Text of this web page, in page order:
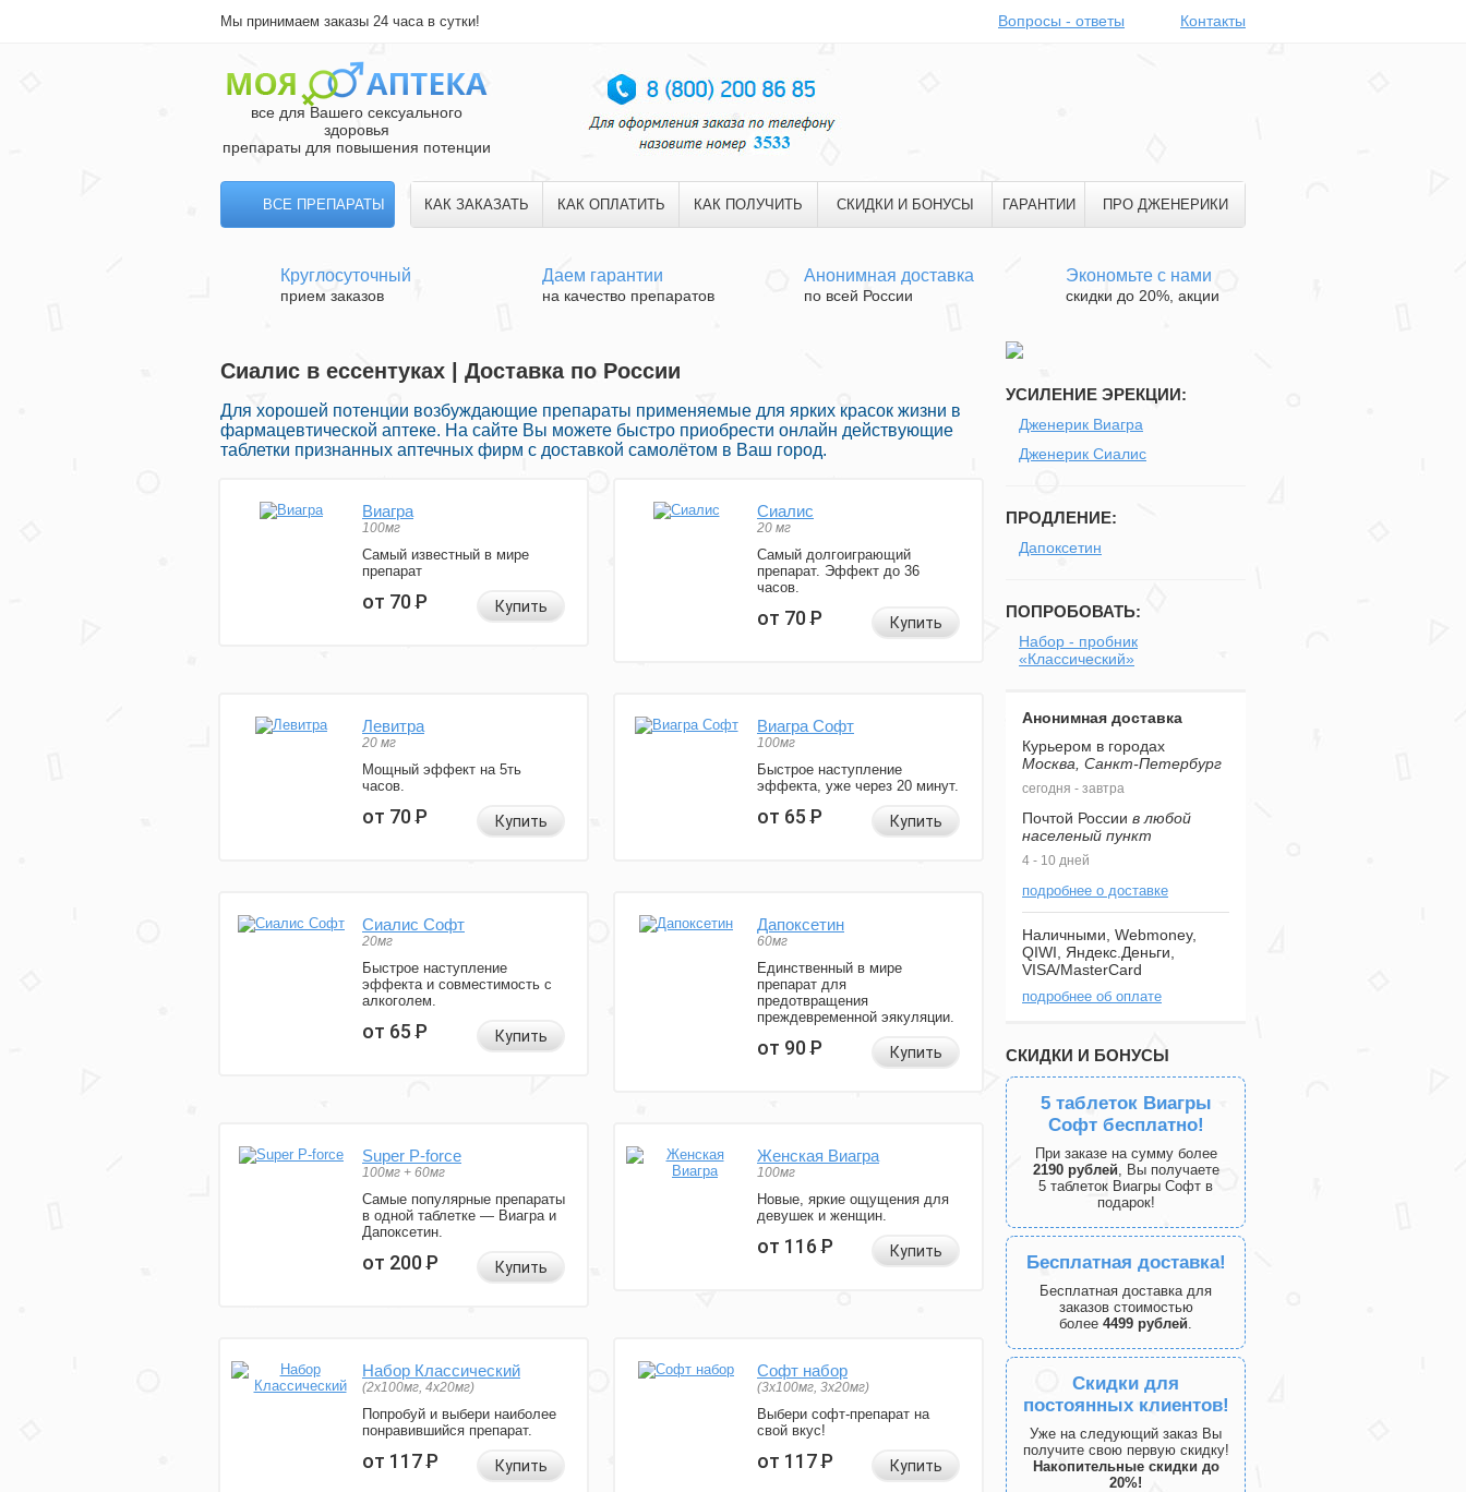
Мы принимаем заказы 24 часа в сутки! Вопросы - ответы Контакты
все для Вашего сексуального
здоровья
препараты для повышения потенции
ВСЕ ПРЕПАРАТЫ КАК ЗАКАЗАТЬ КАК ОПЛАТИТЬ КАК ПОЛУЧИТЬ СКИДКИ И БОНУСЫ ГАРАНТИИ ПРО ДЖЕНЕРИКИ
Круглосуточный
прием заказов
Даем гарантии
на качество препаратов
Анонимная доставка
по всей России
Экономьте с нами
скидки до 20%, акции
Сиалис в ессентуках | Доставка по России
Для хорошей потенции возбуждающие препараты применяемые для ярких красок жизни в
фармацевтической аптеке. На сайте Вы можете быстро приобрести онлайн действующие
таблетки признанных аптечных фирм с доставкой самолётом в Ваш город.
Виагра
100мг
Самый известный в мире
препарат
от 70Р Купить
Сиалис
20 мг
Самый долгоиграющий
препарат. Эффект до 36
часов.
от 70Р Купить
Левитра
20 мг
Мощный эффект на 5ть
часов.
от 70Р Купить
Виагра Софт
100мг
Быстрое наступление
эффекта, уже через 20 минут.
от 65Р Купить
Сиалис Софт
20мг
Быстрое наступление
эффекта и совместимость с
алкоголем.
от 65Р Купить
Дапоксетин
60мг
Единственный в мире
препарат для
предотвращения
преждевременной эякуляции.
от 90Р Купить
Super P-force
100мг + 60мг
Самые популярные препараты
в одной таблетке — Виагра и
Дапоксетин.
от 200Р Купить
Женская Виагра
100мг
Новые, яркие ощущения для
девушек и женщин.
от 116Р Купить
Набор Классический
(2x100мг, 4x20мг)
Попробуй и выбери наиболее
понравившийся препарат.
от 117Р Купить
Софт набор
(3x100мг, 3x20мг)
Выбери софт-препарат на
свой вкус!
от 117Р Купить
УСИЛЕНИЕ ЭРЕКЦИИ:
Дженерик Виагра
Дженерик Сиалис
ПРОДЛЕНИЕ:
Дапоксетин
ПОПРОБОВАТЬ:
Набор - пробник
«Классический»
Анонимная доставка
Курьером в городах
Москва, Санкт-Петербург
сегодня - завтра
Почтой России в любой
населеный пункт
4 - 10 дней
подробнее о доставке
Наличными, Webmoney,
QIWI, Яндекс.Деньги,
VISA/MasterCard
подробнее об оплате
СКИДКИ И БОНУСЫ
5 таблеток Виагры
Софт бесплатно!
При заказе на сумму более
2190 рублей, Вы получаете
5 таблеток Виагры Софт в
подарок!
Бесплатная доставка!
Бесплатная доставка для
заказов стоимостью
более 4499 рублей.
Скидки для
постоянных клиентов!
Уже на следующий заказ Вы
получите свою первую скидку!
Накопительные скидки до
20%!